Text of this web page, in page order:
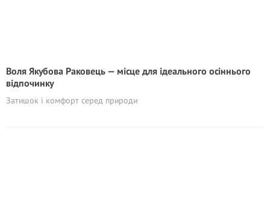
Воля Якубова Раковець — місце для ідеального осіннього
відпочинку
Затишок і комфорт серед природи